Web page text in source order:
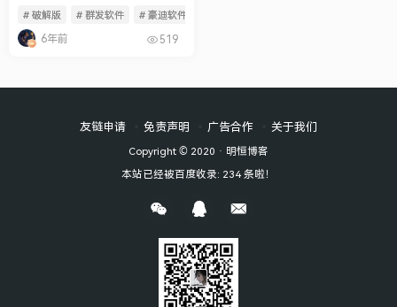
# 破解版 # 群发软件 # 豪迪软件
6年前 519
友链申请 免责声明 广告合作 关于我们
Copyright © 2020 · 明恒博客
本站已经被百度收录: 234 条啦！